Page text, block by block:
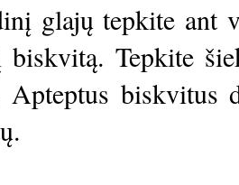
glajų tepkite ant
Tepkite
Apteptus biskvitus